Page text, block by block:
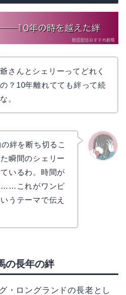
さんとシェリーってどれく
？10年離れてても絆って続
。
絆を断ち切るこ
瞬間のシェリー
いるわ。時間が
……これがワンピ
うテーマで伝え
の長年の絆
・ロングランドの長老とし